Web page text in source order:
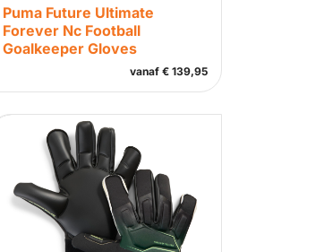
Puma Future Ultimate
Forever Nc Football
Goalkeeper Gloves
vanaf € 139,95